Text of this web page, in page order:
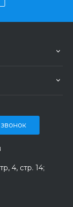
4, стр. 14;
звонок